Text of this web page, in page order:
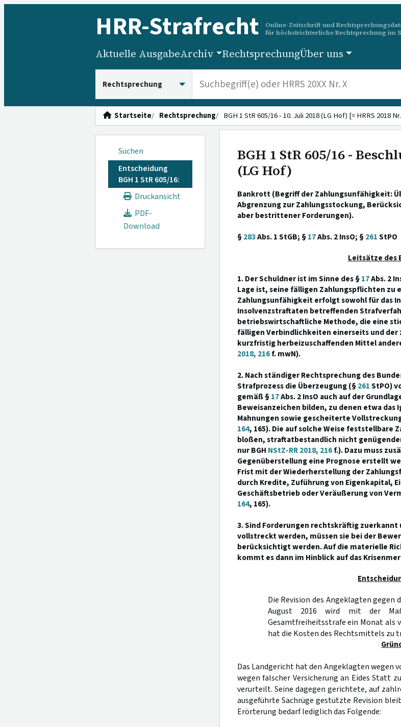
HRR-Strafrecht
Online-Zeitschrift und
für höchstrichterliche Rechtsprechung im
Aktuelle AusgabeArchiv RechtsprechungÜber uns
Startseite Rechtsprechung BGH 1 StR 605/16 - 10. Juli 2018 (LG Hof) [= HRRS 2018
Suchen
Entscheidung
BGH 1 StR 605/16:
Druckansicht
PDF-
Download
BGH 1 StR 605/16 -
(LG Hof)
Bankrott (Begriff der Zahlungsunfähigkeit:
Abgrenzung zur Zahlungsstockung,
aber bestrittener Forderungen).
§283Abs. 1 StGB; §17Abs. 2 InsO; §261StPO
Leitsätze des
1. Der Schuldner ist im Sinne des §17Abs. 2
Lage ist, seine fälligen Zahlungspflichten zu
Zahlungsunfähigkeit erfolgt sowohl für das
Insolvenzstraftaten betreffenden
betriebswirtschaftliche Methode, die eine
fälligen Verbindlichkeiten einerseits und der
kurzfristig herbeizuschaffenden Mittel
2018, 216f. mwN).
2. Nach ständiger Rechtsprechung des
Strafprozess die Überzeugung (§261StPO)
gemäß §17Abs. 2 InsO auch auf der
Beweisanzeichen bilden, zu denen etwa das
Mahnungen sowie gescheiterte
164, 165). Die auf solche Weise
bloßen, straftatbestandlich nicht
nur BGH NStZ-RR 2018, 216f.). Dazu muss
Gegenüberstellung eine Prognose erstellt
Frist mit der Wiederherstellung der
durch Kredite, Zuführung von Eigenkapital,
Geschäftsbetrieb oder Veräußerung von
164, 165).
3. Sind Forderungen rechtskräftig zuerkannt
vollstreckt werden, müssen sie bei der
berücksichtigt werden. Auf die materielle
kommt es dann im Hinblick auf das
Die Revision des Angeklagten gegen
August 2016 wird mit der
Gesamtfreiheitsstrafe ein Monat als
hat die Kosten des Rechtsmittels zu
Das Landgericht hat den Angeklagten wegen
wegen falscher Versicherung an Eides Statt
verurteilt. Seine dagegen gerichtete, auf
ausgeführte Sachrüge gestützte Revision
Erörterung bedarf lediglich das Folgende: